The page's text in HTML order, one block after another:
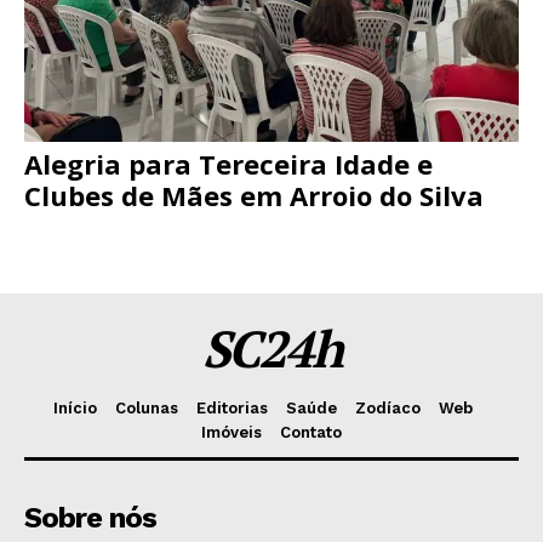
Alegria para Tereceira Idade e
Clubes de Mães em Arroio do Silva
SC24h
Início Colunas Editorias Saúde Zodíaco
Web
Imóveis
Contato
Sobre nós